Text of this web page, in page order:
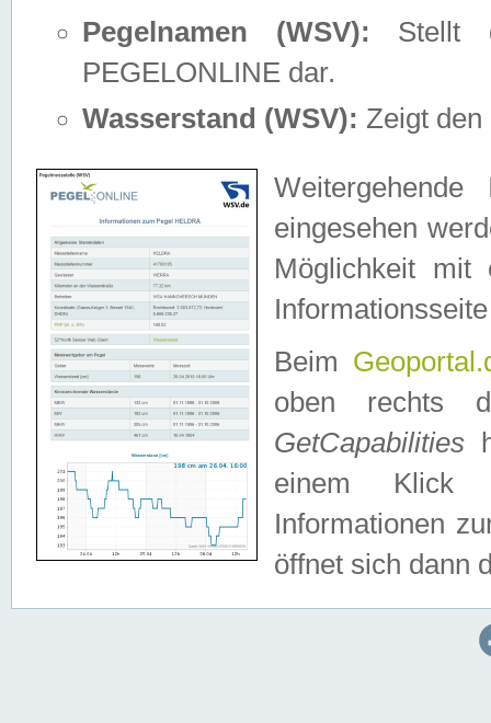
Pegelnamen (WSV): Stellt
PEGELONLINE dar.
Wasserstand (WSV): Zeigt den
eingesehen
Möglichkeit mit
Beim
oben rechts
GetCapabilities
einem Klick
Informationen
öffnet sich dann